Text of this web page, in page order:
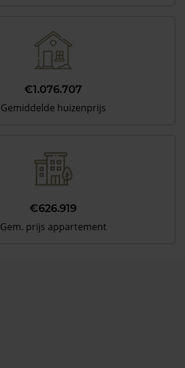
€1.076.707
Gemiddelde huizenprijs
€626.919
Gem. prijs appartement